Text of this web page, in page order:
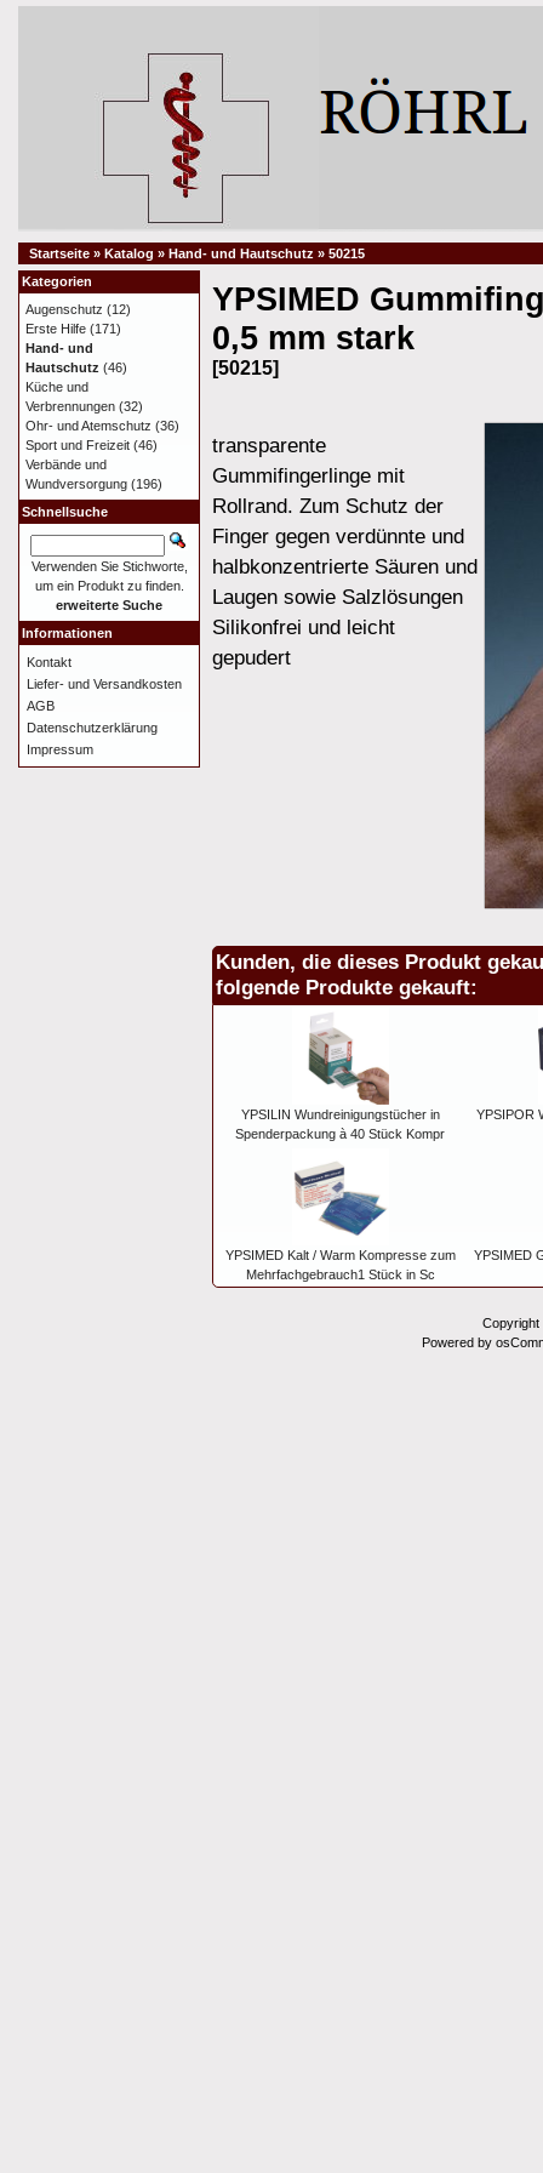
Startseite » Katalog » Hand- und Hautschutz » 50215
YPSIMED
0,5 mm stark
[50215]
transparente
Gummifingerlinge mit
Rollrand. Zum Schutz der
Finger gegen verdünnte und
halbkonzentrierte Säuren und
Laugen sowie Salzlösungen
Silikonfrei und leicht
gepudert
Kunden, die dieses Produkt
folgende Produkte gekauft:
YPSILIN Wundreinigungstücher in
Spenderpackung à 40 Stück Kompr
YPSIPOR
YPSIMED Kalt / Warm Kompresse zum
Mehrfachgebrauch1 Stück in Sc
YPSIMED
Kategorien
Augenschutz (12)
Erste Hilfe (171)
Hand- und
Hautschutz (46)
Küche und
Verbrennungen (32)
Ohr- und Atemschutz (36)
Sport und Freizeit (46)
Verbände und
Wundversorgung (196)
Schnellsuche
Verwenden Sie Stichworte,
um ein Produkt zu finden.
erweiterte Suche
Informationen
Kontakt
Liefer- und Versandkosten
AGB
Datenschutzerklärung
Impressum
Powered by